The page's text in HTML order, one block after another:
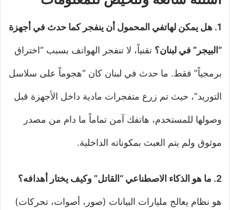
1. هل يمكن لهاتفي المحمول أن ينفجر كما حدث في أجهزة
“البيجر” في لبنان؟ تقنياً، لا تنفجر الهواتف بسبب “اختراق
برمجياً” فقط. ما حدث في لبنان كان “هجوماً على سلاسل
التوريد”، حيث تم زرع متفجرات مادية داخل الأجهزة قبل
وصولها للمستخدم، هاتفك آمن تماماً ما دام من مصدر
موثوق ولم يتم العبث بمكوناته الداخلية.
2. ما هو الذكاء الاصطناعي “القاتل” وكيف يختار أهدافه؟
هو نظام يعالج مليارات البيانات (صور، أصوات، تحركات)